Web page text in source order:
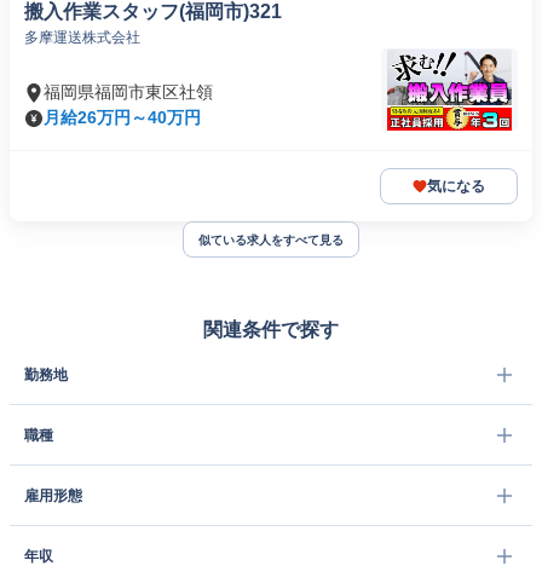
搬入作業スタッフ(福岡市)321
多摩運送株式会社
福岡県福岡市東区社領
月給26万円～40万円
気になる
似ている求人をすべて見る
関連条件で探す
勤務地
職種
雇用形態
年収